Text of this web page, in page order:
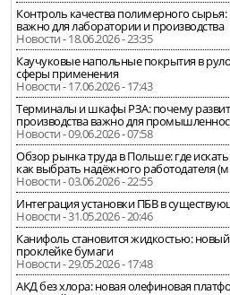
Контроль качества полимерного
важно для лаборатории и производства
Новости - 18.06.2026 - 23:35
Каучуковые напольные покрытия в
сферы применения
Новости - 17.06.2026 - 17:43
Терминалы и шкафы РЗА: почему
производства важно для
Новости - 09.06.2026 - 07:58
Обзор рынка труда в Польше: где
как выбрать надёжного работодателя
Новости - 03.06.2026 - 22:55
Интеграция установки ПБВ в
Новости - 31.05.2026 - 20:46
Канифоль становится жидкостью:
проклейке бумаги
Новости - 29.05.2026 - 17:48
АКД без хлора: новая олефиновая